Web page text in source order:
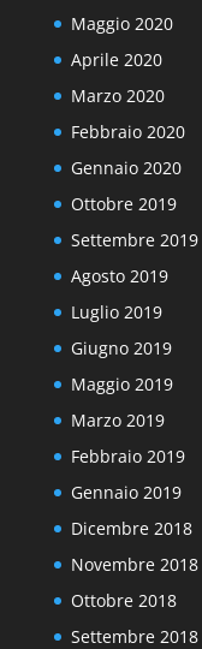
Maggio 2020
Aprile 2020
Marzo 2020
Febbraio 2020
Gennaio 2020
Ottobre 2019
Settembre 2019
Agosto 2019
Luglio 2019
Giugno 2019
Maggio 2019
Marzo 2019
Febbraio 2019
Gennaio 2019
Dicembre 2018
Novembre 2018
Ottobre 2018
Settembre 2018